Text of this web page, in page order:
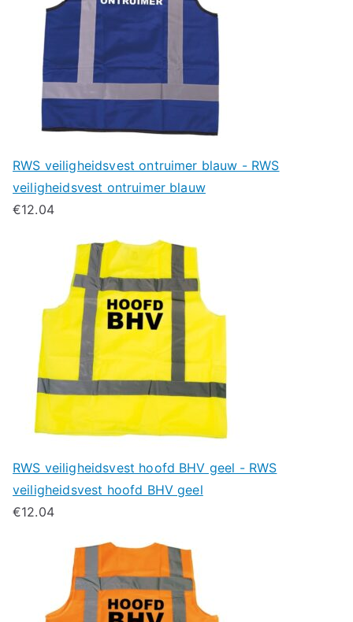
RWS veiligheidsvest ontruimer blauw - RWS
veiligheidsvest ontruimer blauw
€12.04
RWS veiligheidsvest hoofd BHV geel - RWS
veiligheidsvest hoofd BHV geel
€12.04